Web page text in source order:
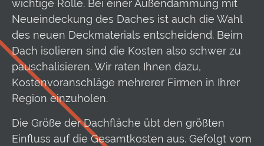
wichtige Rolle. Bei einer Außendämmung mit
Neueindeckung des Daches ist auch die Wahl
des neuen Deckmaterials entscheidend. Beim
Dach isolieren sind die Kosten also schwer zu
pauschalisieren. Wir raten Ihnen dazu,
Kostenvoranschläge mehrerer Firmen in Ihrer
Region einzuholen.
Die Größe der Dachfläche übt den größten
Einfluss auf die Gesamtkosten aus. Gefolgt vom